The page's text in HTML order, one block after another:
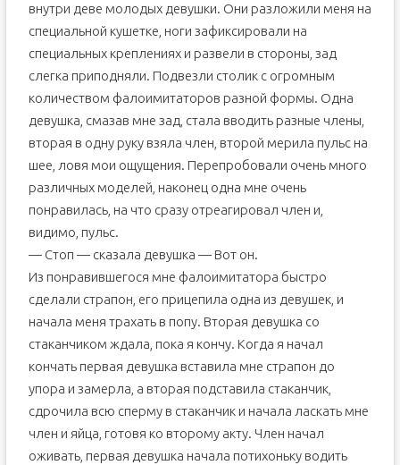
внутри деве молодых девушки. Они разложили меня на
специальной кушетке, ноги зафиксировали на
специальных креплениях и развели в стороны, зад
слегка приподняли. Подвезли столик с огромным
количеством фалоимитаторов разной формы. Одна
девушка, смазав мне зад, стала вводить разные члены,
вторая в одну руку взяла член, второй мерила пульс на
шее, ловя мои ощущения. Перепробовали очень много
различных моделей, наконец одна мне очень
понравилась, на что сразу отреагировал член и,
видимо, пульс.
— Стоп — сказала девушка — Вот он.
Из понравившегося мне фалоимитатора быстро
сделали страпон, его прицепила одна из девушек, и
начала меня трахать в попу. Вторая девушка со
стаканчиком ждала, пока я кончу. Когда я начал
кончать первая девушка вставила мне страпон до
упора и замерла, а вторая подставила стаканчик,
сдрочила всю сперму в стаканчик и начала ласкать мне
член и яйца, готовя ко второму акту. Член начал
оживать, первая девушка начала потихоньку водить